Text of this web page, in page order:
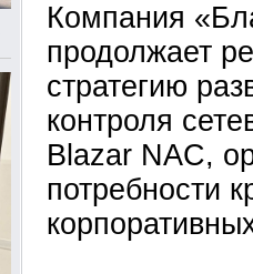
Компания
продолжает
стратегию
контроля
Blazar NAC,
потребности